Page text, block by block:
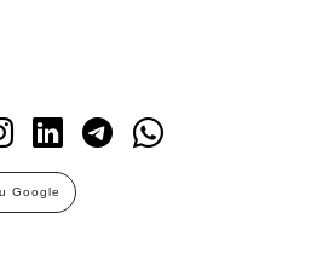
Google